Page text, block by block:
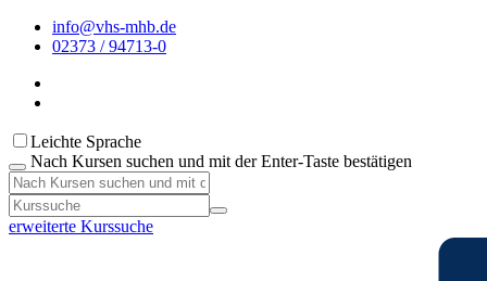
info@vhs-mhb.de
02373 / 94713-0
Leichte Sprache
Nach Kursen suchen und mit der Enter-Taste bestätigen
erweiterte Kurssuche